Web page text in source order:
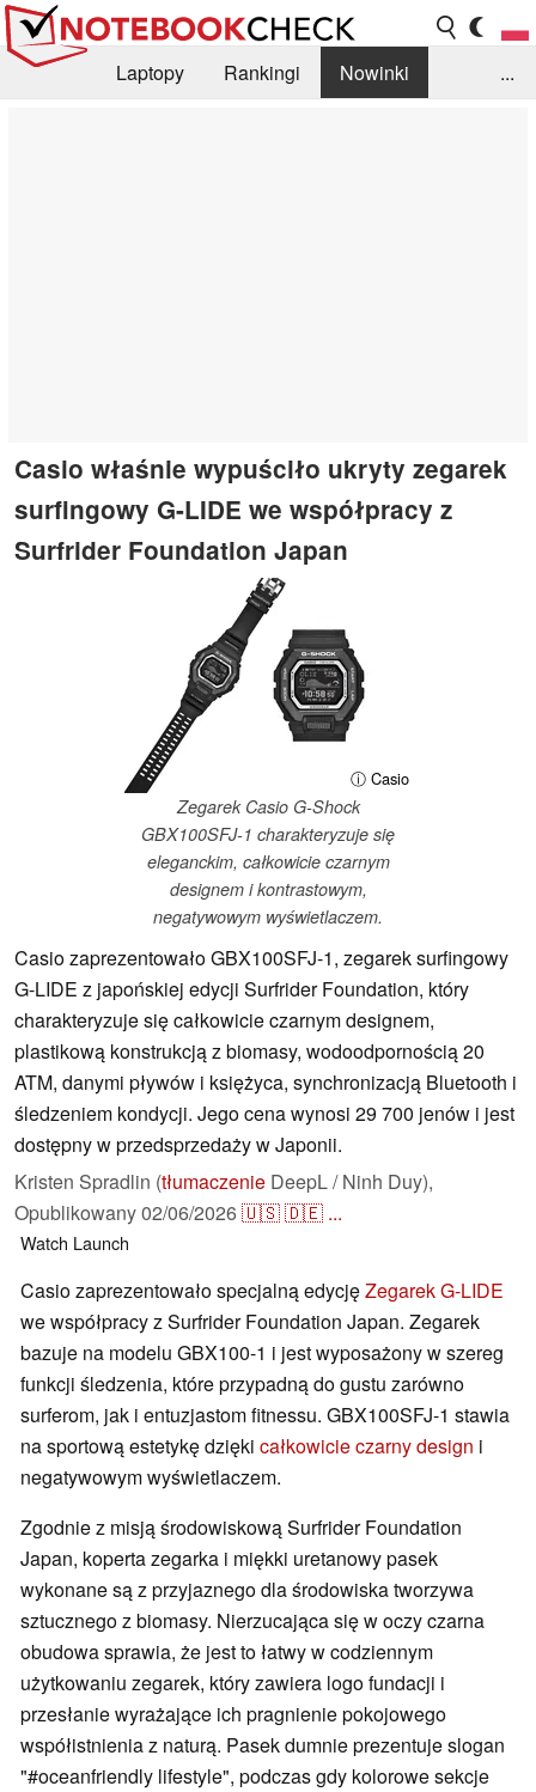
Laptopy Rankingi
Nowinki
...
Casio właśnie wypuściło ukryty zegarek
surfingowy G-LIDE we współpracy z
Surfrider Foundation Japan
ⓘ Casio
Zegarek Casio G-Shock
GBX100SFJ-1 charakteryzuje się
eleganckim, całkowicie czarnym
designem i kontrastowym,
negatywowym wyświetlaczem.
Casio zaprezentowało GBX100SFJ-1, zegarek surfingowy
G-LIDE z japońskiej edycji Surfrider Foundation, który
charakteryzuje się całkowicie czarnym designem,
plastikową konstrukcją z biomasy, wodoodpornością 20
ATM, danymi pływów i księżyca, synchronizacją Bluetooth i
śledzeniem kondycji. Jego cena wynosi 29 700 jenów i jest
dostępny w przedsprzedaży w Japonii.
Kristen Spradlin (tłumaczenie DeepL / Ninh Duy),
Opublikowany02/06/2026🇺🇸🇩🇪 ...
Watch Launch
Casio zaprezentowało specjalną edycjęZegarek G-LIDE
we współpracy z Surfrider Foundation Japan. Zegarek
bazuje na modelu GBX100-1 i jest wyposażony w szereg
funkcji śledzenia, które przypadną do gustu zarówno
surferom, jak i entuzjastom fitnessu. GBX100SFJ-1 stawia
na sportową estetykę dzięki całkowicie czarny design i
negatywowym wyświetlaczem.
Zgodnie z misją środowiskową Surfrider Foundation
Japan, koperta zegarka i miękki uretanowy pasek
wykonane są z przyjaznego dla środowiska tworzywa
sztucznego z biomasy. Nierzucająca się w oczy czarna
obudowa sprawia, że jest to łatwy w codziennym
użytkowaniu zegarek, który zawiera logo fundacji i
przesłanie wyrażające ich pragnienie pokojowego
współistnienia z naturą. Pasek dumnie prezentuje slogan
"#oceanfriendly lifestyle", podczas gdy kolorowe sekcje